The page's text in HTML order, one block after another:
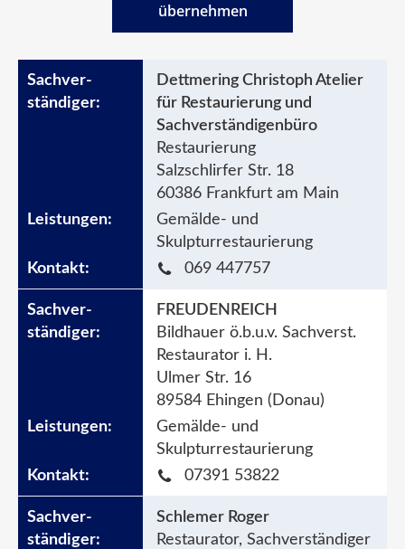
übernehmen
Dettmering Christoph Atelier
für Restaurierung und
Sachverständigenbüro
Restaurierung
Salzschlirfer Str. 18
60386 Frankfurt am Main
Gemälde- und
Skulpturrestaurierung
069 447757
FREUDENREICH
Bildhauer ö.b.u.v. Sachverst.
Restaurator i. H.
Ulmer Str. 16
89584 Ehingen (Donau)
Gemälde- und
Skulpturrestaurierung
07391 53822
Schlemer Roger
Restaurator, Sachverständiger